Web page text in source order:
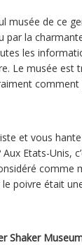
musée de ce
par la
les
Le musée est
comment
et vous
Etats-Unis,
comme
le poivre était
Shaker